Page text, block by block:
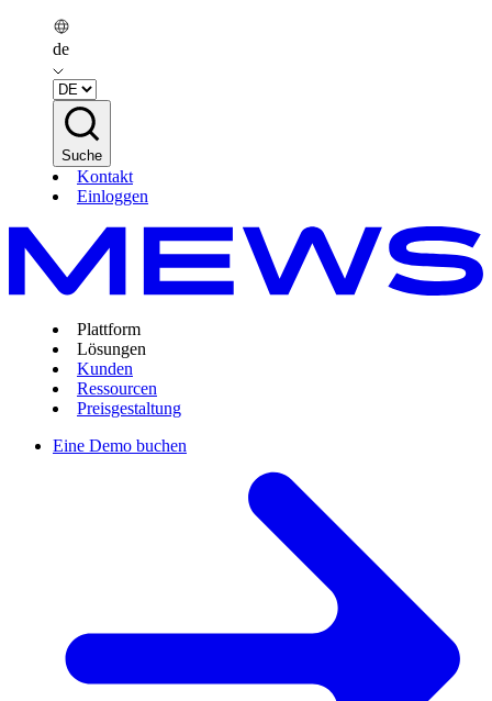
de
Suche
Kontakt
Einloggen
Plattform
Lösungen
Kunden
Ressourcen
Preisgestaltung
Eine Demo buchen